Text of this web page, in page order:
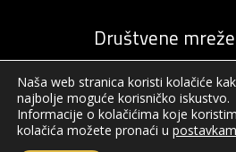
Društvene mreže
Naša web stranica koristi kolačiće
najbolje moguće korisničko iskustvo.
Informacije o kolačićima koje
kolačića možete pronaći u